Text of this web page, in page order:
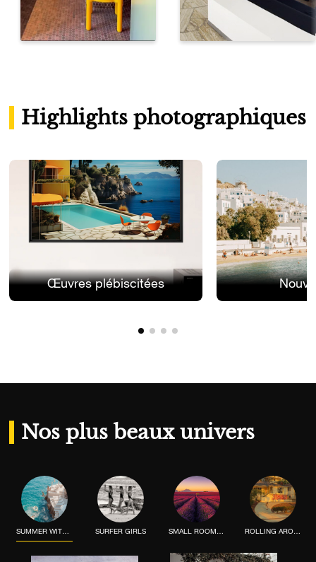
Highlights photographiques
Œuvres plébiscitées
Nos plus beaux univers
SUMMER WITH THE WHEELERS SURFER GIRLS SMALL ROOM, BIG PICTURE ROLLING AROUND CALIFORNIA